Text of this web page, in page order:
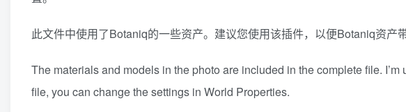
此文件中使用了Botaniq的一些资产。建议您使用该插件，以便Botaniq资产
The materials and models in the photo are included in the complete file.
file, you can change the settings in World Properties.